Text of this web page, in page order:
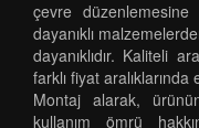
çevre düzenlemesine
dayanıklı
dayanıklıdır. Kaliteli
farklı fiyat
Montaj alarak,
kullanım ömrü